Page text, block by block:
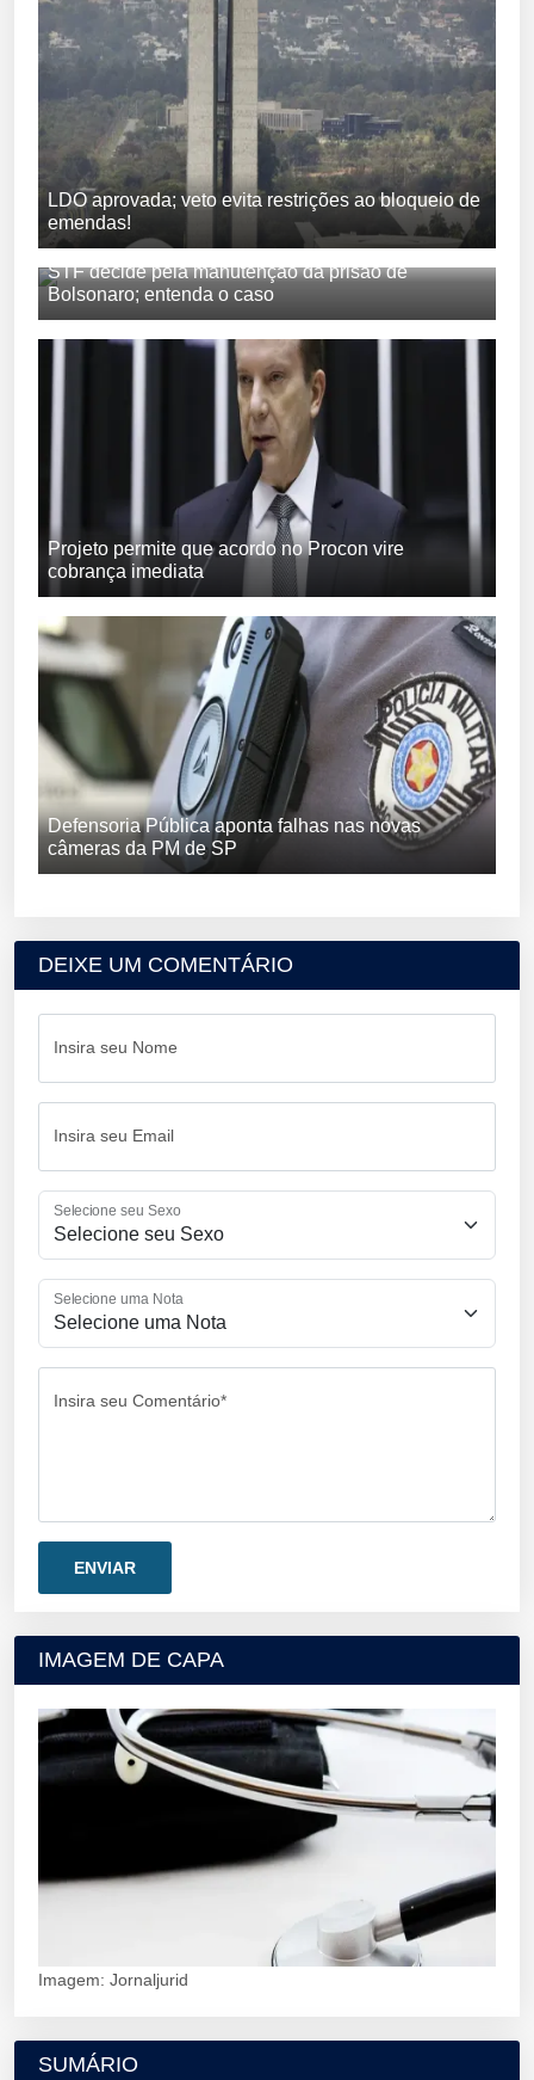
LDO aprovada; veto evita restrições ao bloqueio de
emendas!
STF decide pela manutenção da prisão de
Bolsonaro; entenda o caso
Projeto permite que acordo no Procon vire
cobrança imediata
Defensoria Pública aponta falhas nas novas
câmeras da PM de SP
DEIXE UM COMENTÁRIO
Insira seu Nome
Insira seu Email
Selecione seu Sexo
Selecione uma Nota
Insira seu Comentário*
IMAGEM DE CAPA
Imagem: Jornaljurid
SUMÁRIO